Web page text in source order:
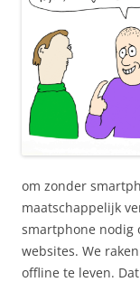
om zonder
maatschappelijk
smartphone nodig
websites. We
offline te leven.